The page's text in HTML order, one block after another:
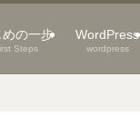
めの一歩
Steps
WordPress
wordpress